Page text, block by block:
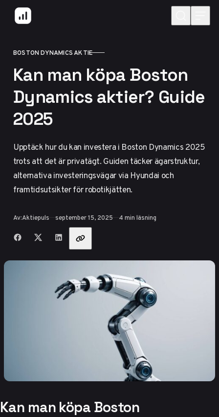
Hoppa till innehåll
KATEGORI
BOSTON DYNAMICS AKTIE
Kan man köpa Boston
Dynamics aktier? Guide
2025
Upptäck hur du kan investera i Boston Dynamics 2025
trots att det är privatägt. Guiden täcker ägarstruktur,
alternativa investeringsvägar via Hyundai och
framtidsutsikter för robotikjätten.
Av:Aktiepuls Publicerad
september 15, 2025 4 min läsning
Dela med vänner
Kan man köpa Boston